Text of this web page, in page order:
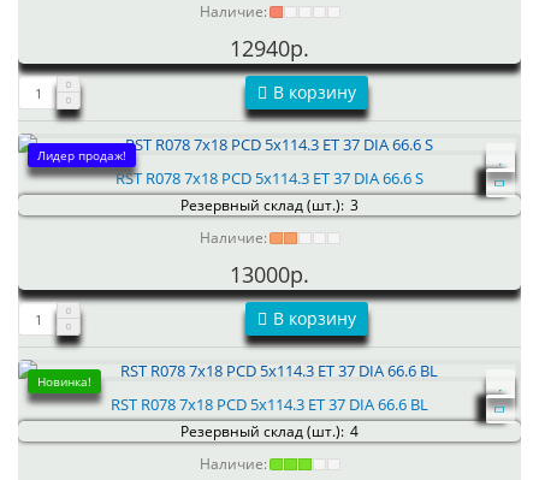
Наличие:
12940р.
В корзину
Лидер продаж!
RST R078 7x18 PCD 5x114.3 ET 37 DIA 66.6 S
Резервный склад (шт.): 3
Наличие:
13000р.
В корзину
Новинка!
RST R078 7x18 PCD 5x114.3 ET 37 DIA 66.6 BL
Резервный склад (шт.): 4
Наличие: